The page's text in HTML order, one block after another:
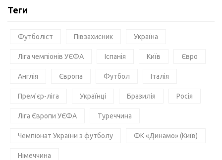
Теги
Футболіст Півзахисник Україна
Ліга чемпіонів УЄФА Іспанія Київ Євро
Англія Європа Футбол Італія
Прем'єр-ліга Українці Бразилія Росія
Ліга Європи УЄФА Туреччина
Чемпіонат України з футболу ФК «Динамо» (Київ)
Німеччина